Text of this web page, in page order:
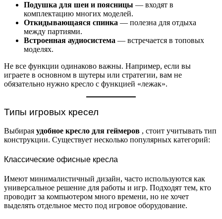
Подушка для шеи и поясницы — входят в
комплектацию многих моделей.
Откидывающаяся спинка — полезна для отдыха
между партиями.
Встроенная аудиосистема — встречается в топовых
моделях.
Не все функции одинаково важны. Например, если вы
играете в основном в шутеры или стратегии, вам не
обязательно нужно кресло с функцией «лежак».
Типы игровых кресел
Выбирая удобное кресло для геймеров , стоит учитывать тип
конструкции. Существует несколько популярных категорий:
Классические офисные кресла
Имеют минималистичный дизайн, часто используются как
универсальное решение для работы и игр. Подходят тем, кто
проводит за компьютером много времени, но не хочет
выделять отдельное место под игровое оборудование.